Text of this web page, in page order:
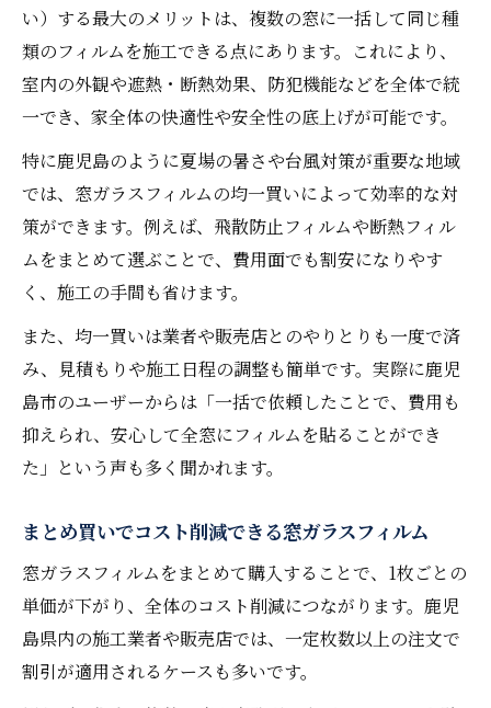
い）する最大のメリットは、複数の窓に一括して同じ種
類のフィルムを施工できる点にあります。これにより、
室内の外観や遮熱・断熱効果、防犯機能などを全体で統
一でき、家全体の快適性や安全性の底上げが可能です。
特に鹿児島のように夏場の暑さや台風対策が重要な地域
では、窓ガラスフィルムの均一買いによって効率的な対
策ができます。例えば、飛散防止フィルムや断熱フィル
ムをまとめて選ぶことで、費用面でも割安になりやす
く、施工の手間も省けます。
また、均一買いは業者や販売店とのやりとりも一度で済
み、見積もりや施工日程の調整も簡単です。実際に鹿児
島市のユーザーからは「一括で依頼したことで、費用も
抑えられ、安心して全窓にフィルムを貼ることができ
た」という声も多く聞かれます。
まとめ買いでコスト削減できる窓ガラスフィルム
窓ガラスフィルムをまとめて購入することで、1枚ごとの
単価が下がり、全体のコスト削減につながります。鹿児
島県内の施工業者や販売店では、一定枚数以上の注文で
割引が適用されるケースも多いです。